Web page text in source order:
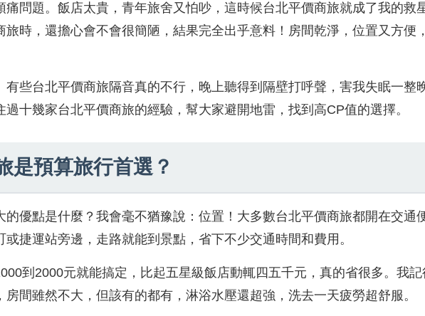
問題。飯店太貴，青年旅舍又怕吵，這時候台北平價商旅就成了我的救
時，還擔心會不會很簡陋，結果完全出乎意料！房間乾淨，位置又方便
些台北平價商旅隔音真的不行，晚上聽得到隔壁打呼聲，害我失眠一整
十幾家台北平價商旅的經驗，幫大家避開地雷，找到高CP值的選擇。
是預算旅行首選？
優點是什麼？我會毫不猶豫說：位置！大多數台北平價商旅都開在交通
捷運站旁邊，走路就能到景點，省下不少交通時間和費用。
到2000元就能搞定，比起五星級飯店動輒四五千元，真的省很多。我記
間雖然不大，但該有的都有，淋浴水壓還超強，洗去一天疲勞超舒服。